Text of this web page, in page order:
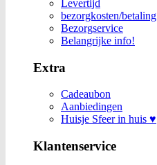
Levertijd
bezorgkosten/betaling
Bezorgservice
Belangrijke info!
Extra
Cadeaubon
Aanbiedingen
Huisje Sfeer in huis ♥
Klantenservice